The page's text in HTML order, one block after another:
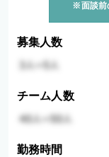
※面談前
募集人数
チーム人数
勤務時間